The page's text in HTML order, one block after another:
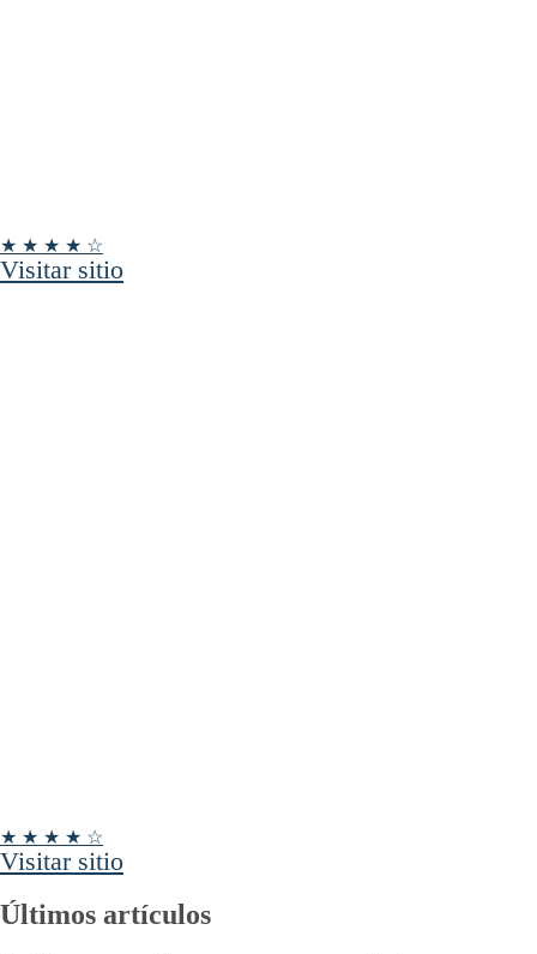
★ ★ ★ ★ ☆
Visitar sitio
★ ★ ★ ★ ☆
Visitar sitio
Últimos artículos